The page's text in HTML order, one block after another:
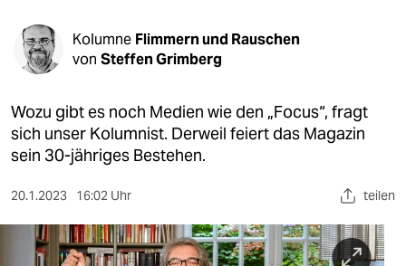
kultur
berlin
verlag
Kolumne Flimmern und Rauschen
von Steffen Grimberg
Wozu gibt es noch Medien wie den „Focus“, fragt
sich unser Kolumnist. Derweil feiert das Magazin
sein 30-jähriges Bestehen.
20.1.2023 16:02 Uhr teilen